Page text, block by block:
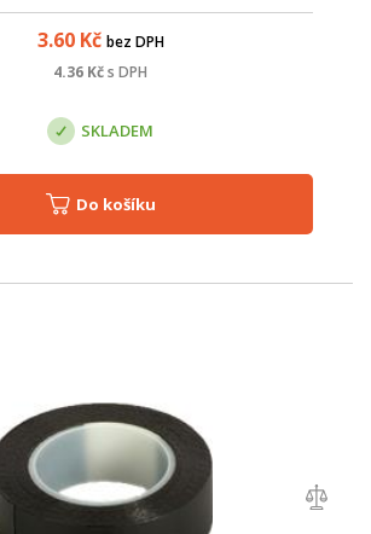
3.60Kč bez DPH
4.36 Kčs DPH
SKLADEM
Do košíku